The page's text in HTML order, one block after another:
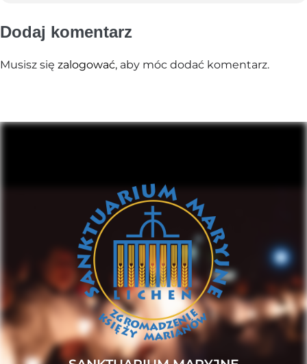
Dodaj komentarz
Musisz się zalogować, aby móc dodać komentarz.